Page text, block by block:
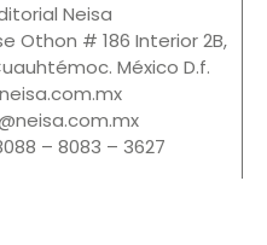
Neisa
Othon # 186 Interior 2B,
México D.f.
– 8083 – 3627